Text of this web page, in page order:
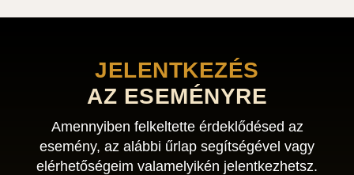
JELENTKEZÉS
AZ ESEMÉNYRE
Amennyiben felkeltette érdeklődésed az
esemény, az alábbi űrlap segítségével vagy
elérhetőségeim valamelyikén jelentkezhetsz.